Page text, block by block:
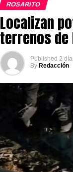
ROSARITO
Localizan
terrenos de
Published 2
By Redacción